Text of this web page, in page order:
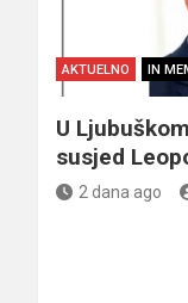
AKTUELNO IN
U
susjed
2 dana ago